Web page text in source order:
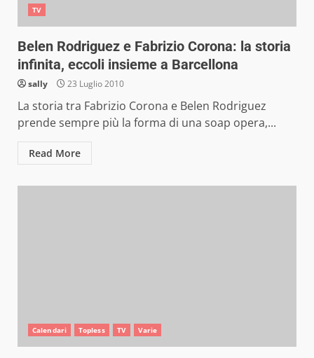
TV
Belen Rodriguez e Fabrizio Corona: la storia
infinita, eccoli insieme a Barcellona
sally 23 Luglio 2010
La storia tra Fabrizio Corona e Belen Rodriguez
prende sempre più la forma di una soap opera,...
Read More
Calendari Topless TV Varie